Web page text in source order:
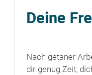
Deine
Nach getaner
dir genug Zeit,